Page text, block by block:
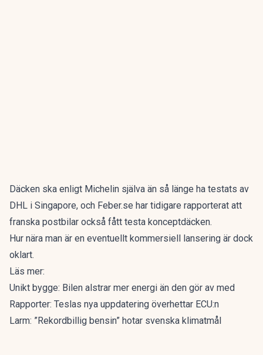
Däcken ska enligt Michelin själva än så länge ha testats av
DHL i Singapore, och Feber.se har tidigare rapporterat att
franska postbilar också fått testa konceptdäcken.
Hur nära man är en eventuellt kommersiell lansering är dock
oklart.
Läs mer:
Unikt bygge: Bilen alstrar mer energi än den gör av med
Rapporter: Teslas nya uppdatering överhettar ECU:n
Larm: ”Rekordbillig bensin” hotar svenska klimatmål